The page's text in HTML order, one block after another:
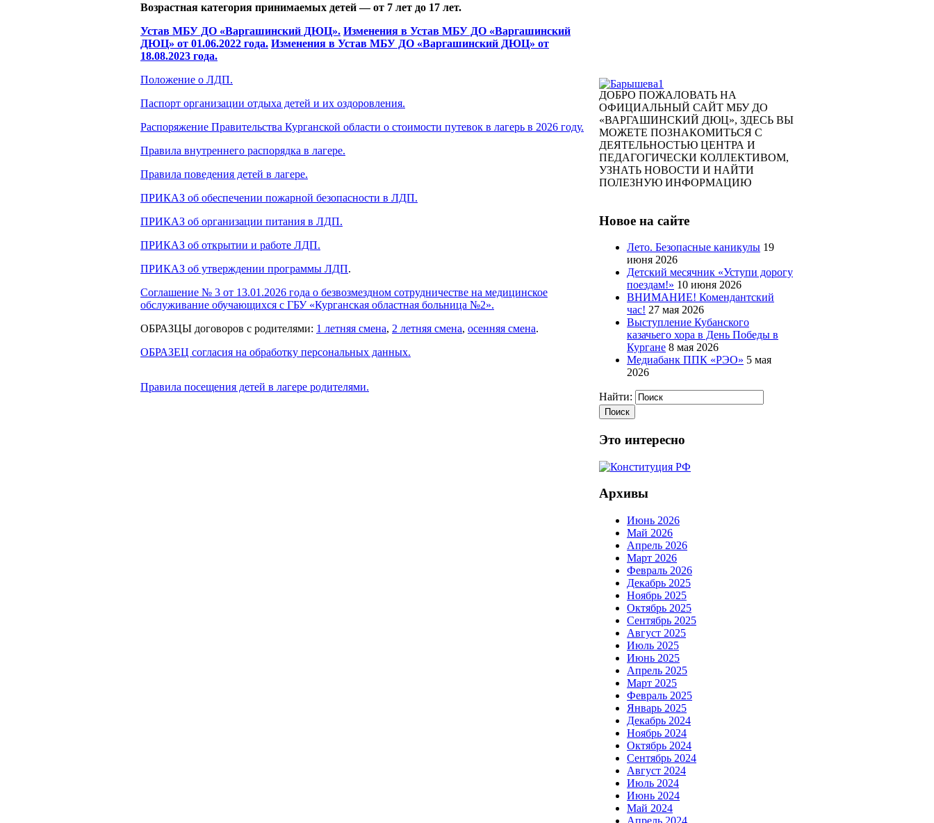
Возрастная категория принимаемых детей — от 7 лет до 17 лет.
Устав МБУ ДО «Варгашинский ДЮЦ». Изменения в Устав МБУ ДО «Варгашинский
ДЮЦ» от 01.06.2022 года. Изменения в Устав МБУ ДО «Варгашинский ДЮЦ» от
18.08.2023 года.
Положение о ЛДП.
Паспорт организации отдыха детей и их оздоровления.
Распоряжение Правительства Курганской области о стоимости путевок в лагерь в 2026 году.
Правила внутреннего распорядка в лагере.
Правила поведения детей в лагере.
ПРИКАЗ об обеспечении пожарной безопасности в ЛДП.
ПРИКАЗ об организации питания в ЛДП.
ПРИКАЗ об открытии и работе ЛДП.
ПРИКАЗ об утверждении программы ЛДП.
Соглашение № 3 от 13.01.2026 года о безвозмездном сотрудничестве на медицинское
обслуживание обучающихся с ГБУ «Курганская областная больница №2».
ОБРАЗЦЫ договоров с родителями: 1 летняя смена, 2 летняя смена, осенняя смена.
ОБРАЗЕЦ согласия на обработку персональных данных.
Правила посещения детей в лагере родителями.
ДОБРО ПОЖАЛОВАТЬ НА
ОФИЦИАЛЬНЫЙ САЙТ МБУ ДО
«ВАРГАШИНСКИЙ ДЮЦ», ЗДЕСЬ ВЫ
МОЖЕТЕ ПОЗНАКОМИТЬСЯ С
ДЕЯТЕЛЬНОСТЬЮ ЦЕНТРА И
ПЕДАГОГИЧЕСКИ КОЛЛЕКТИВОМ,
УЗНАТЬ НОВОСТИ И НАЙТИ
ПОЛЕЗНУЮ ИНФОРМАЦИЮ
Новое на сайте
Лето. Безопасные каникулы 19
июня 2026
Детский месячник «Уступи дорогу
поездам!» 10 июня 2026
ВНИМАНИЕ! Комендантский
час! 27 мая 2026
Выступление Кубанского
казачьего хора в День Победы в
Кургане 8 мая 2026
Медиабанк ППК «РЭО» 5 мая
2026
Найти:
Это интересно
Архивы
Июнь 2026
Май 2026
Апрель 2026
Март 2026
Февраль 2026
Декабрь 2025
Ноябрь 2025
Октябрь 2025
Сентябрь 2025
Август 2025
Июль 2025
Июнь 2025
Апрель 2025
Март 2025
Февраль 2025
Январь 2025
Декабрь 2024
Ноябрь 2024
Октябрь 2024
Сентябрь 2024
Август 2024
Июль 2024
Июнь 2024
Май 2024